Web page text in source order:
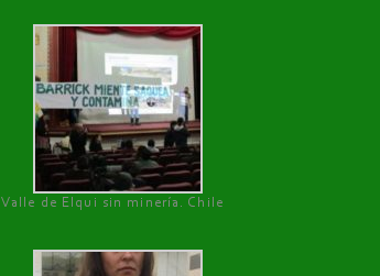
Valle de Elqui sin minería. Chile